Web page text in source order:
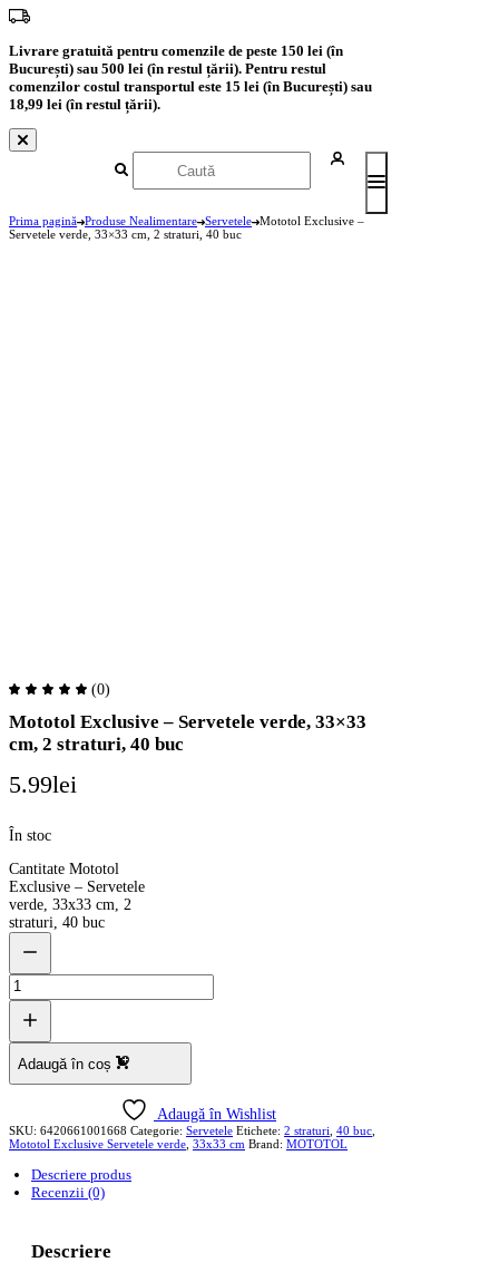
Livrare gratuită pentru comenzile de peste 150 lei (în
București) sau 500 lei (în restul țării). Pentru restul
comenzilor costul transportul este 15 lei (în București) sau
18,99 lei (în restul țării).
Prima pagină Produse Nealimentare Servetele Mototol Exclusive –
Servetele verde, 33×33 cm, 2 straturi, 40 buc
(0)
Mototol Exclusive – Servetele verde, 33×33
cm, 2 straturi, 40 buc
5.99lei
În stoc
Cantitate Mototol
Exclusive – Servetele
verde, 33x33 cm, 2
straturi, 40 buc
Adaugă în coș
Adaugă în Wishlist
SKU: 6420661001668 Categorie: Servetele Etichete: 2 straturi 40 buc
Mototol Exclusive Servetele verde 33x33 cm Brand: MOTOTOL
Descriere produs
Recenzii (0)
Descriere